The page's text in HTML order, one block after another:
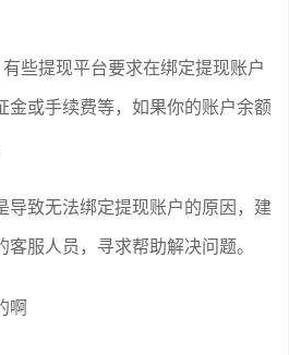
些提现平台要求在绑定提现账户
金或手续费等，如果你的账户余额
导致无法绑定提现账户的原因，建
服人员，寻求帮助解决问题。
啊